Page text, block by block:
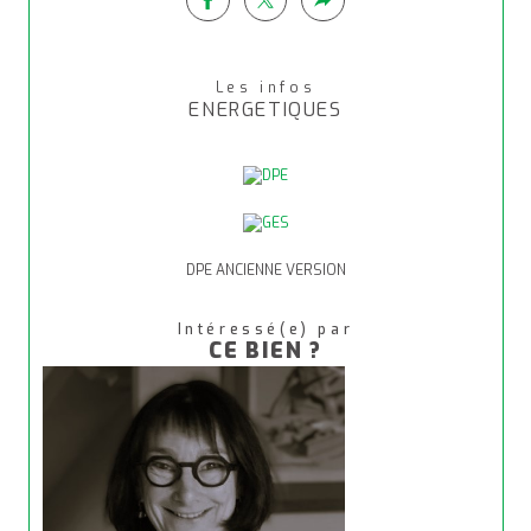
Les infos
ENERGETIQUES
DPE ANCIENNE VERSION
Intéressé(e) par
CE BIEN ?